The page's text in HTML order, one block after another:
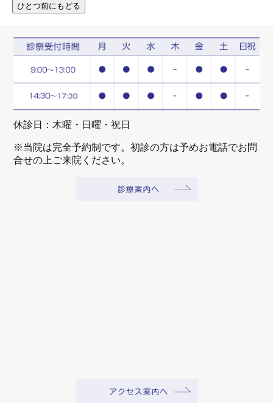
休診日：木曜・日曜・祝日
※当院は完全予約制です。初診の方は予めお電話でお問
合せの上ご来院ください。